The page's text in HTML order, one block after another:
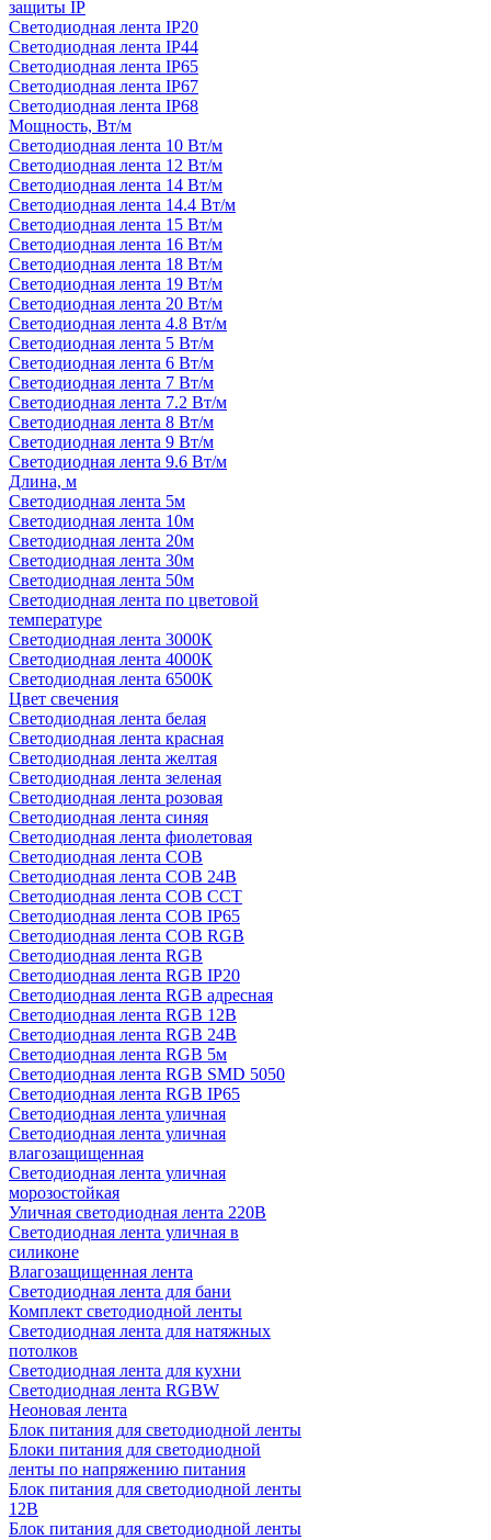
защиты IP
Светодиодная лента IP20
Светодиодная лента IP44
Светодиодная лента IP65
Светодиодная лента IP67
Светодиодная лента IP68
Мощность, Вт/м
Светодиодная лента 10 Вт/м
Светодиодная лента 12 Вт/м
Светодиодная лента 14 Вт/м
Светодиодная лента 14.4 Вт/м
Светодиодная лента 15 Вт/м
Светодиодная лента 16 Вт/м
Светодиодная лента 18 Вт/м
Светодиодная лента 19 Вт/м
Светодиодная лента 20 Вт/м
Светодиодная лента 4.8 Вт/м
Светодиодная лента 5 Вт/м
Светодиодная лента 6 Вт/м
Светодиодная лента 7 Вт/м
Светодиодная лента 7.2 Вт/м
Светодиодная лента 8 Вт/м
Светодиодная лента 9 Вт/м
Светодиодная лента 9.6 Вт/м
Длина, м
Светодиодная лента 5м
Светодиодная лента 10м
Светодиодная лента 20м
Светодиодная лента 30м
Светодиодная лента 50м
Светодиодная лента по цветовой
температуре
Светодиодная лента 3000К
Светодиодная лента 4000К
Светодиодная лента 6500К
Цвет свечения
Светодиодная лента белая
Светодиодная лента красная
Светодиодная лента желтая
Светодиодная лента зеленая
Светодиодная лента розовая
Светодиодная лента синяя
Светодиодная лента фиолетовая
Светодиодная лента COB
Светодиодная лента COB 24В
Светодиодная лента COB CCT
Светодиодная лента COB IP65
Светодиодная лента COB RGB
Светодиодная лента RGB
Светодиодная лента RGB IP20
Светодиодная лента RGB адресная
Светодиодная лента RGB 12В
Светодиодная лента RGB 24В
Светодиодная лента RGB 5м
Светодиодная лента RGB SMD 5050
Светодиодная лента RGB IP65
Светодиодная лента уличная
Светодиодная лента уличная
влагозащищенная
Светодиодная лента уличная
морозостойкая
Уличная светодиодная лента 220В
Светодиодная лента уличная в
силиконе
Влагозащищенная лента
Светодиодная лента для бани
Комплект светодиодной ленты
Светодиодная лента для натяжных
потолков
Светодиодная лента для кухни
Светодиодная лента RGBW
Неоновая лента
Блок питания для светодиодной ленты
Блоки питания для светодиодной
ленты по напряжению питания
Блок питания для светодиодной ленты
12В
Блок питания для светодиодной ленты